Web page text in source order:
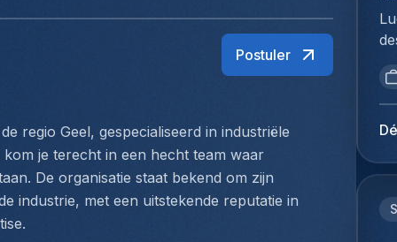
Postuler
regio Geel, gespecialiseerd in industriële
je terecht in een hecht team waar
De organisatie staat bekend om zijn
industrie, met een uitstekende reputatie in